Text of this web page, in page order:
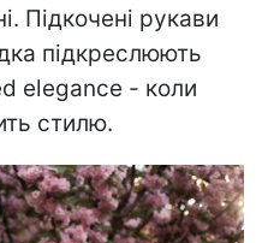
Підкочені рукави
підкреслюють
elegance - коли
стилю.